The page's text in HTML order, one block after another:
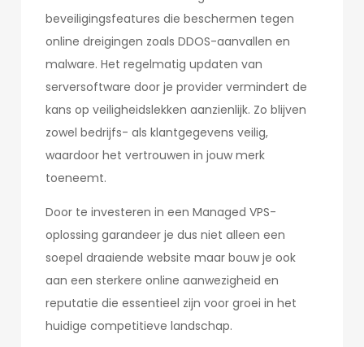
beveiligingsfeatures die beschermen tegen
online dreigingen zoals DDOS-aanvallen en
malware. Het regelmatig updaten van
serversoftware door je provider vermindert de
kans op veiligheidslekken aanzienlijk. Zo blijven
zowel bedrijfs- als klantgegevens veilig,
waardoor het vertrouwen in jouw merk
toeneemt.
Door te investeren in een Managed VPS-
oplossing garandeer je dus niet alleen een
soepel draaiende website maar bouw je ook
aan een sterkere online aanwezigheid en
reputatie die essentieel zijn voor groei in het
huidige competitieve landschap.